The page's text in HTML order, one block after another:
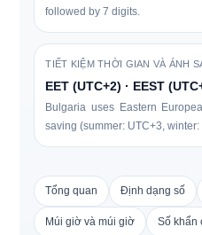
followed by 7 digits.
TIẾT KIỆM THỜI GIAN VÀ ÁNH
EET (UTC+2) · EEST
Bulgaria uses Eastern
saving (summer: UTC+3, winter:
Tổng quan Định dạng số
Múi giờ và múi giờ Số khẩn